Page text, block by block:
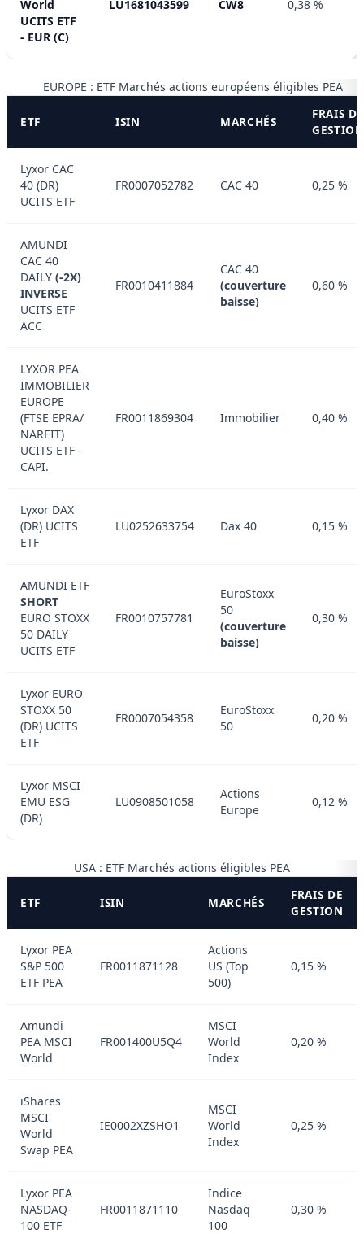
World
UCITS ETF
- EUR (C)
LU1681043599 CW8 0,38 %
EUROPE : ETF Marchés actions européens éligibles PEA
ETF ISIN MARCHÉS
FRAIS DE
GESTION
Lyxor CAC
40 (DR)
UCITS ETF
FR0007052782 CAC 40 0,25 %
AMUNDI
CAC 40
DAILY (-2X)
INVERSE
UCITS ETF
ACC
FR0010411884
CAC 40
(couverture
baisse)
0,60 %
LYXOR PEA
IMMOBILIER
EUROPE
(FTSE EPRA​ /​
NAREIT)
UCITS ETF -
CAPI.
FR0011869304 Immobilier 0,40 %
Lyxor DAX
(DR) UCITS
ETF
LU0252633754 Dax 40 0,15 %
AMUNDI ETF
SHORT
EURO STOXX
50 DAILY
UCITS ETF
FR0010757781
EuroStoxx
50
(couverture
baisse)
0,30 %
Lyxor EURO
STOXX 50
(DR) UCITS
ETF
FR0007054358
EuroStoxx
50
0,20 %
Lyxor MSCI
EMU ESG
(DR)
LU0908501058
Actions
Europe
0,12 %
USA : ETF Marchés actions éligibles PEA
ETF ISIN MARCHÉS
FRAIS DE
GESTION
Lyxor PEA
S&P 500
ETF PEA
FR0011871128
Actions
US (Top
500)
0,15 %
Amundi
PEA MSCI
World
FR001400U5Q4
MSCI
World
Index
0,20 %
iShares
MSCI
World
Swap PEA
IE0002XZSHO1
MSCI
World
Index
0,25 %
Lyxor PEA
NASDAQ-
100 ETF
FR0011871110
Indice
Nasdaq
100
0,30 %